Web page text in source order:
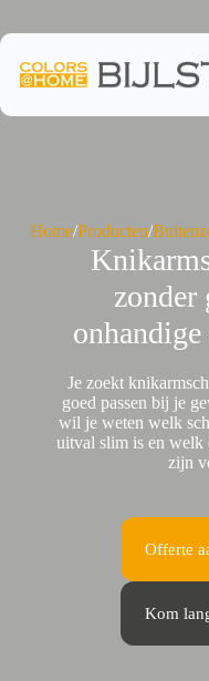
de
inhoud
Home/Producten/
zonder
Je zoekt
goed passen bij je
wil je weten welk
uitval slim is en welk
zijn
Offerte
Kom